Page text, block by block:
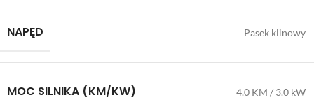
NAPĘD Pasek klinowy
MOC SILNIKA (KM/KW) 4.0 KM / 3.0 kW